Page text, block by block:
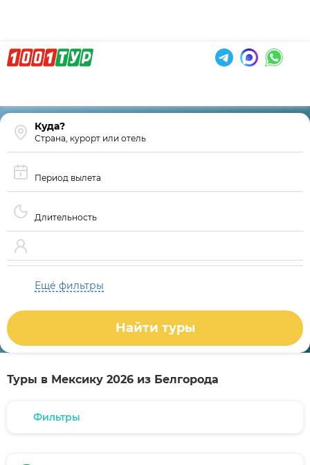
Страна, курорт или отель
Период вылета
Длительность
Ещё фильтры
Найти туры
Туры в Мексику 2026 из Белгорода
Фильтры